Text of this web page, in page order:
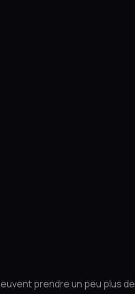
prendre un peu plus de